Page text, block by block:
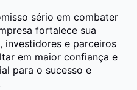
sério em combater
fortalece sua
investidores e parceiros
em maior confiança e
para o sucesso e